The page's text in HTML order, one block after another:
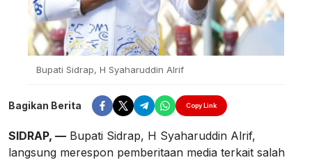
Bupati Sidrap, H Syaharuddin Alrif
Bagikan Berita Copy Link
SIDRAP, — Bupati Sidrap, H Syaharuddin Alrif,
langsung merespon pemberitaan media terkait salah